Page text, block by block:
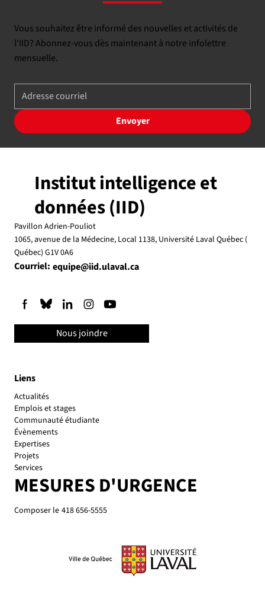
Vous souhaitez être informé des nouvelles et activités de
l'IID? Abonnez-vous dès maintenant à notre infolettre
mensuelle.
Envoyer
Liens
Actualités
Emplois et stages
Communauté étudiante
Évènements
Expertises
Projets
Services
MESURES D'URGENCE
Composer le 418 656-5555
Institut intelligence et
données (IID)
Pavillon Adrien-Pouliot
1065, avenue de la Médecine, Local 1138, Université Laval Québec (
Québec) G1V 0A6
Courriel: equipe@iid.ulaval.ca
Nous joindre